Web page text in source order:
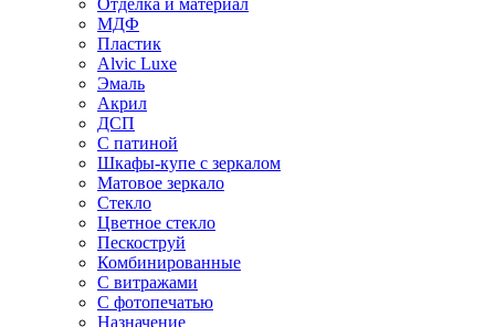
Отделка и материал
МДФ
Пластик
Alvic Luxe
Эмаль
Акрил
ДСП
С патиной
Шкафы-купе с зеркалом
Матовое зеркало
Стекло
Цветное стекло
Пескоструй
Комбинированные
С витражами
С фотопечатью
Назначение